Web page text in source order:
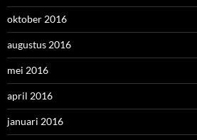
oktober 2016
augustus 2016
mei 2016
april 2016
januari 2016